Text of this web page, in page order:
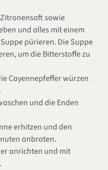
sowie
und alles mit einem
pürieren. Die Suppe
um die Bitterstoffe zu
Cayennepfeffer würzen
und die Enden
erhitzen und den
anbraten.
anrichten und mit